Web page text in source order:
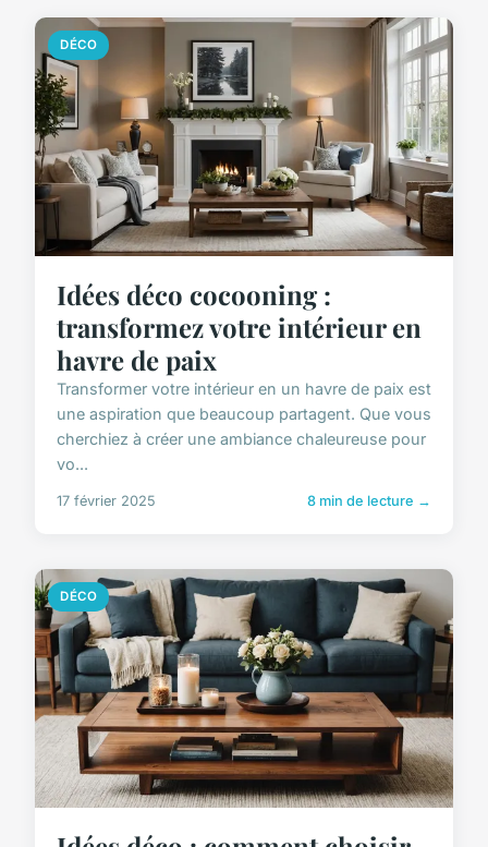
DÉCO
Idées déco cocooning :
transformez votre intérieur en
havre de paix
Transformer votre intérieur en un havre de paix est
une aspiration que beaucoup partagent. Que vous
cherchiez à créer une ambiance chaleureuse pour
vo...
17 février 2025 8 min de lecture →
DÉCO